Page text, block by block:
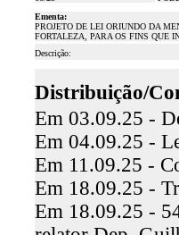
Ementa:
PROJETO DE LEI ORIUNDO DA
FORTALEZA, PARA OS FINS QUE
Descrição:
Distribuição/
Em 03.09.25 -
Em 04.09.25 -
Em 11.09.25 -
Em 18.09.25 -
Em 18.09.25 -